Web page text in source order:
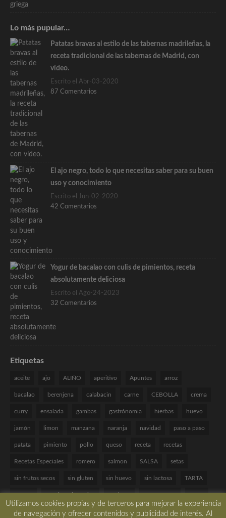
Lo más pupular…
Patatas bravas al estilo de las tabernas madrileñas, la
receta tradicional de las tabernas de Madrid, con
vídeo.
Escrito el Abr-03-2020
87 Comentarios
El ajo negro, todo lo que necesitas saber para su buen
uso y conocimiento
Escrito el Jun-02-2020
42 Comentarios
Yogur de bacalao con culis de pimientos, receta
absolutamente deliciosa
Escrito el Ago-24-2023
32 Comentarios
Etiquetas
aceite ajo ALIÑO aperitivo Apuntes arroz
bacalao berenjena calabacin carne CEBOLLA crema
curry ensalada gambas gastrónomia hierbas huevo
jamón limon manzana naranja navidad paso a paso
patata pimiento pollo queso receta recetas
Recetas Especiales romero salmon SALSA setas
sin frutos secos sin gluten sin huevo sin lactosa TARTA
tomate Técnicas de cocina verduras VINAGRETA yogur
Utilizamos cookies propias y de terceros para mejorar la experiencia
de navegación y ofrecer contenidos y publicidad de interés. Al